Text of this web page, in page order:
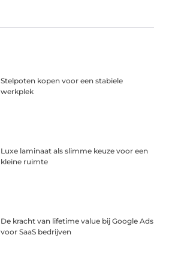
Stelpoten kopen voor een stabiele
werkplek
Luxe laminaat als slimme keuze voor een
kleine ruimte
De kracht van lifetime value bij Google Ads
voor SaaS bedrijven